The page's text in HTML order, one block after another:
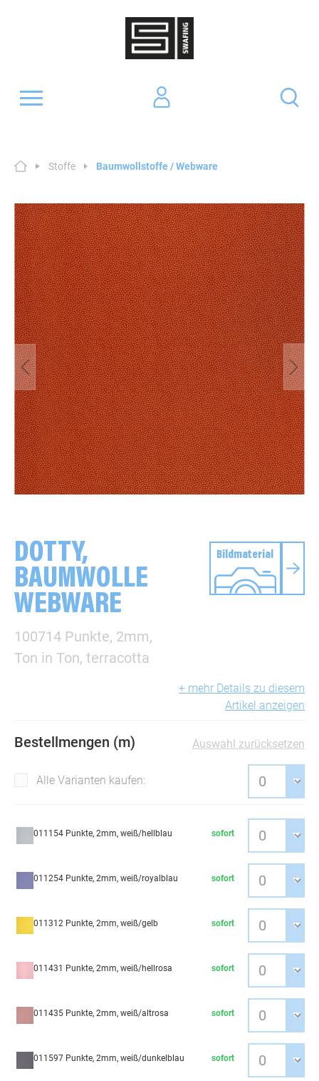
Stoffe Baumwollstoffe / Webware
DOTTY,
BAUMWOLLE
WEBWARE
100714 Punkte, 2mm,
Ton in Ton, terracotta
Bildmaterial
+ mehr Details zu diesem
Artikel anzeigen
Bestellmengen (m) Auswahl zurücksetzen
Alle Varianten kaufen:
011154 Punkte, 2mm, weiß/hellblau sofort
011254 Punkte, 2mm, weiß/royalblau sofort
011312 Punkte, 2mm, weiß/gelb sofort
011431 Punkte, 2mm, weiß/hellrosa sofort
011435 Punkte, 2mm, weiß/altrosa sofort
011597 Punkte, 2mm, weiß/dunkelblau sofort